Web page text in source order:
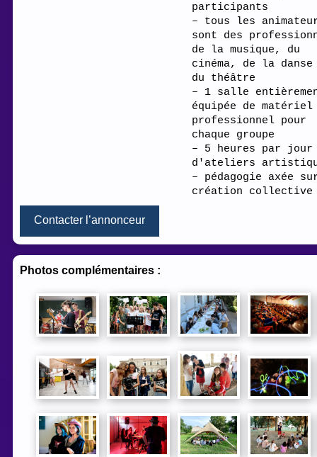
participants
– tous les
sont des
de la musique, du
cinéma, de la
du théâtre
– 1 salle
équipée de matériel
professionnel pour
chaque groupe
– 5 heures par jour
d'ateliers
– pédagogie axée
création collective
Contacter l’annonceur
Photos complémentaires: